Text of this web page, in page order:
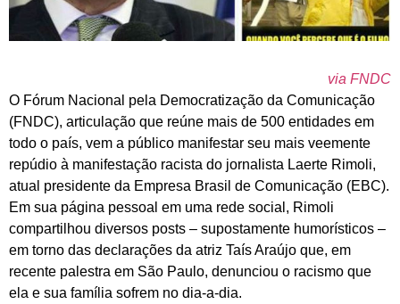
via FNDC
O Fórum Nacional pela Democratização da Comunicação
(FNDC), articulação que reúne mais de 500 entidades em
todo o país, vem a público manifestar seu mais veemente
repúdio à manifestação racista do jornalista Laerte Rimoli,
atual presidente da Empresa Brasil de Comunicação (EBC).
Em sua página pessoal em uma rede social, Rimoli
compartilhou diversos posts – supostamente humorísticos –
em torno das declarações da atriz Taís Araújo que, em
recente palestra em São Paulo, denunciou o racismo que
ela e sua família sofrem no dia-a-dia.